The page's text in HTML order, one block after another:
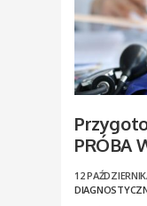
PRÓBA
12